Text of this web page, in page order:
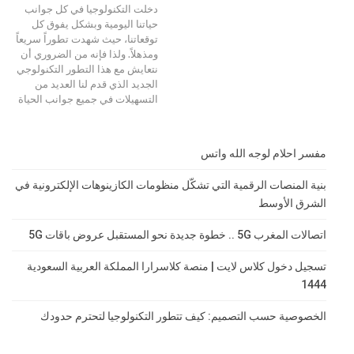
دخلت التكنولوجيا في كل جوانب
حياتنا اليومية وبشكل يفوق كل
توقعاتنا، حيث شهدت تطوراً سريعاً
ومذهلاً. ولذا فإنه من الضروري أن
نتعايش مع هذا التطور التكنولوجي
الجديد الذي قدم لنا العديد من
التسهيلات في جميع جوانب الحياة
مفسر احلام لوجه الله واتس
بنية المنصات الرقمية التي تشكّل منظومات الكازينوهات الإلكترونية في
الشرق الأوسط
اتصالات المغرب 5G .. خطوة جديدة نحو المستقبل عروض باقات 5G
تسجيل دخول كلاس لايت | منصة كلاسرارا المملكة العربية السعودية
1444
الخصوصية حسب التصميم: كيف تتطور التكنولوجيا لتحترم حدودك